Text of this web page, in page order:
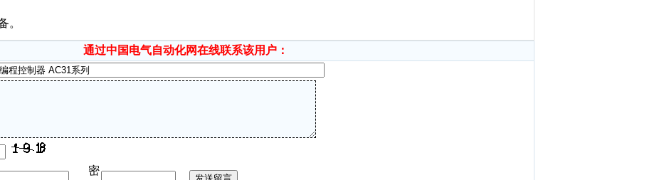
。
通过中国电气自动化网在线联系该用户：
密